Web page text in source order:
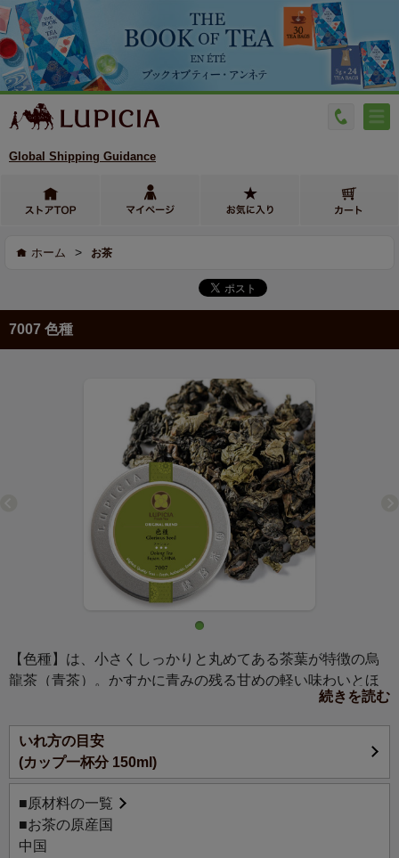
Global Shipping Guidance
ホーム > お茶
7007 色種
【色種】は、小さくしっかりと丸めてある茶葉が特徴の烏
龍茶（青茶）。かすかに青みの残る甘めの軽い味わいとほ
のかな花の香りが楽しめます。烏龍茶に適した雑多な品種
のお茶をブレンドして作ります。包揉（玉状にお茶をまと
めて強く揉むこと）した烏龍茶としては、現地でもかなり
ポピュラーなお茶です。
続きを読む
いれ方の目安
(カップ一杯分 150ml)
■原材料の一覧
■お茶の原産国
中国